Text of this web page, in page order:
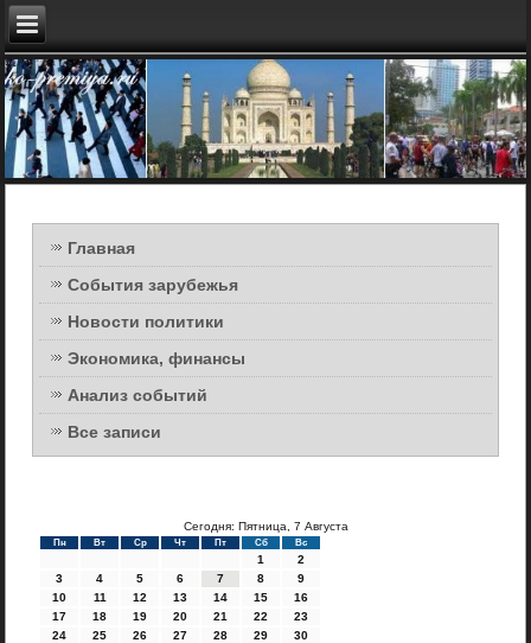
Главная
События зарубежья
Новости политики
Экономика, финансы
Анализ событий
Все записи
Сегодня: Пятница, 7 Августа
Пн Вт Ср Чт Пт Сб Вс
1
2
3
4 5 6 7 8
9
10
11 12 13 14 15
16
17
18 19 20 21 22
23
24
25 26 27 28 29
30